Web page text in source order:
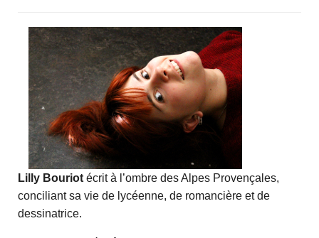
Lilly Bouriot écrit à l’ombre des Alpes Provençales,
conciliant sa vie de lycéenne, de romancière et de
dessinatrice.